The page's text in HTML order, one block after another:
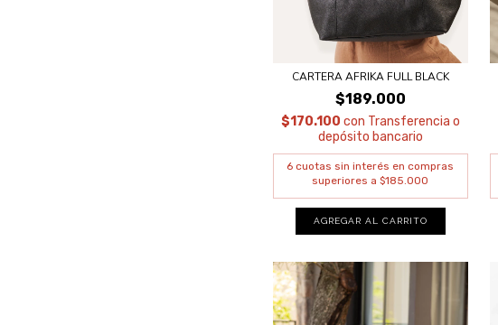
CARTERA AFRIKA FULL BLACK
$189.000
$170.100 con Transferencia o
depósito bancario